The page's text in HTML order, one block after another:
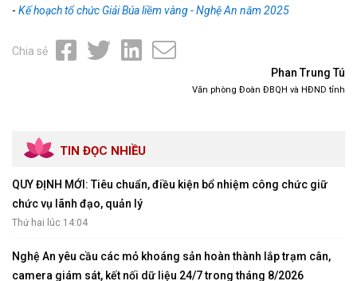
- Kế hoạch tổ chức Giải Búa liềm vàng - Nghệ An năm 2025
Chia sẻ
Phan Trung Tú
Văn phòng Đoàn ĐBQH và HĐND tỉnh
TIN ĐỌC NHIỀU
QUY ĐỊNH MỚI: Tiêu chuẩn, điều kiện bổ nhiệm công chức giữ
chức vụ lãnh đạo, quản lý
Thứ hai lúc 14:04
Nghệ An yêu cầu các mỏ khoáng sản hoàn thành lắp trạm cân,
camera giám sát, kết nối dữ liệu 24/7 trong tháng 8/2026